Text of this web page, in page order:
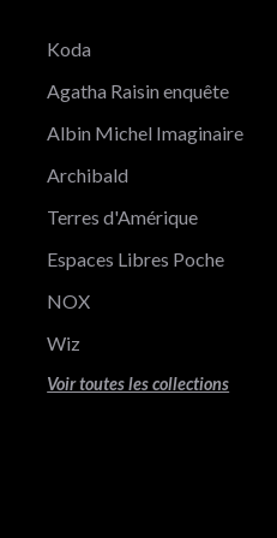
Koda
Agatha Raisin enquête
Albin Michel Imaginaire
Archibald
Terres d'Amérique
Espaces Libres Poche
NOX
Wiz
Voir toutes les collections